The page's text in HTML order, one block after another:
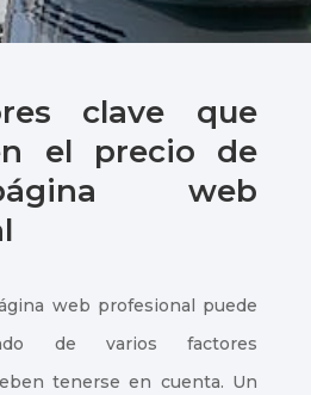
clave que
el precio de
web
web profesional puede
de varios factores
tenerse en cuenta. Un